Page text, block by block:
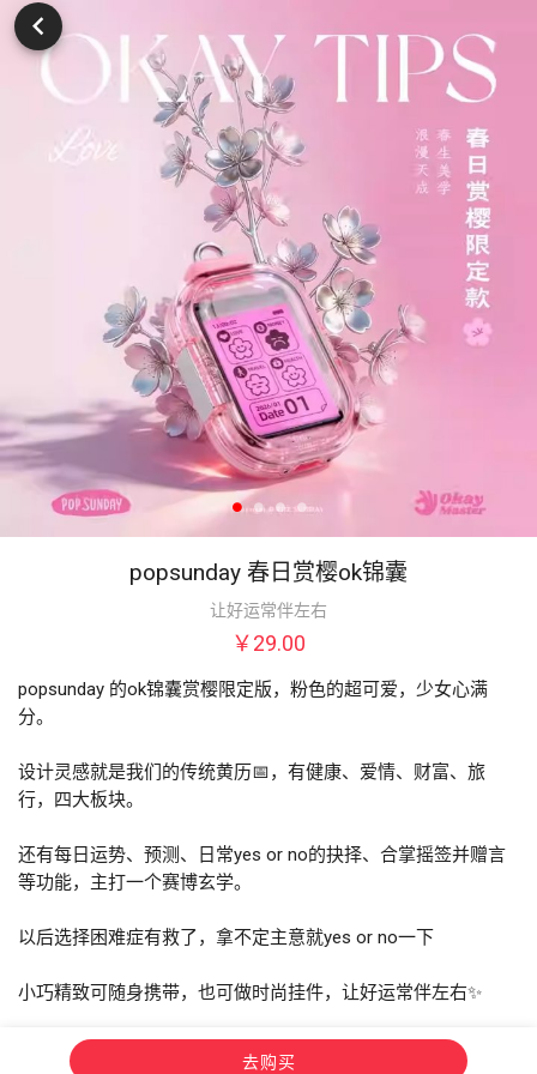
popsunday 春日赏樱ok锦囊
让好运常伴左右
￥29.00
popsunday 的ok锦囊赏樱限定版，粉色的超可爱，少女心满
分。
设计灵感就是我们的传统黄历📅，有健康、爱情、财富、旅
行，四大板块。
还有每日运势、预测、日常yes or no的抉择、合掌摇签并赠言
等功能，主打一个赛博玄学。
以后选择困难症有救了，拿不定主意就yes or no一下
小巧精致可随身携带，也可做时尚挂件，让好运常伴左右✨
去购买